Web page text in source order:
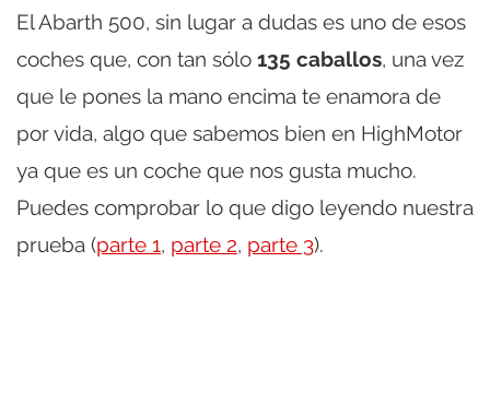
El Abarth 500, sin lugar a dudas es uno de esos
coches que, con tan sólo 135 caballos, una vez
que le pones la mano encima te enamora de
por vida, algo que sabemos bien en HighMotor
ya que es un coche que nos gusta mucho.
Puedes comprobar lo que digo leyendo nuestra
prueba (parte 1, parte 2, parte 3).